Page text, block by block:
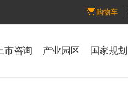
购物车
上市咨询 产业园区 国家规划